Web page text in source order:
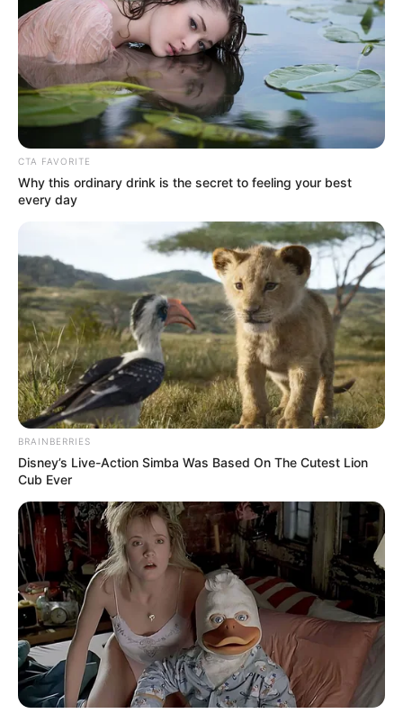
CTA FAVORITE
Why this ordinary drink is the secret to feeling your best
every day
BRAINBERRIES
Disney’s Live-Action Simba Was Based On The Cutest Lion
Cub Ever